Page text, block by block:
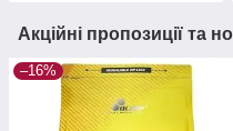
Акційні пропозиції та
–16%